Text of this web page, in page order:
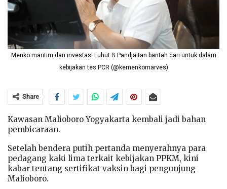
Menko maritim dan investasi Luhut B Pandjaitan bantah cari untuk dalam
kebijakan tes PCR (@kemenkomarves)
Share
Kawasan Malioboro Yogyakarta kembali jadi bahan
pembicaraan.
Setelah bendera putih pertanda menyerahnya para
pedagang kaki lima terkait kebijakan PPKM, kini
kabar tentang sertifikat vaksin bagi pengunjung
Malioboro.